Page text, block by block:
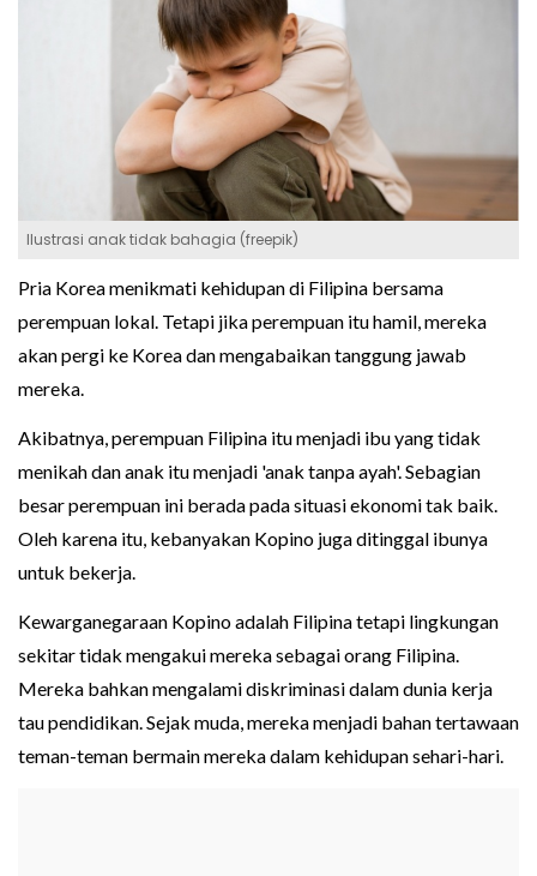
Ilustrasi anak tidak bahagia (freepik)
Pria Korea menikmati kehidupan di Filipina bersama
perempuan lokal. Tetapi jika perempuan itu hamil, mereka
akan pergi ke Korea dan mengabaikan tanggung jawab
mereka.
Akibatnya, perempuan Filipina itu menjadi ibu yang tidak
menikah dan anak itu menjadi 'anak tanpa ayah'. Sebagian
besar perempuan ini berada pada situasi ekonomi tak baik.
Oleh karena itu, kebanyakan Kopino juga ditinggal ibunya
untuk bekerja.
Kewarganegaraan Kopino adalah Filipina tetapi lingkungan
sekitar tidak mengakui mereka sebagai orang Filipina.
Mereka bahkan mengalami diskriminasi dalam dunia kerja
tau pendidikan. Sejak muda, mereka menjadi bahan tertawaan
teman-teman bermain mereka dalam kehidupan sehari-hari.